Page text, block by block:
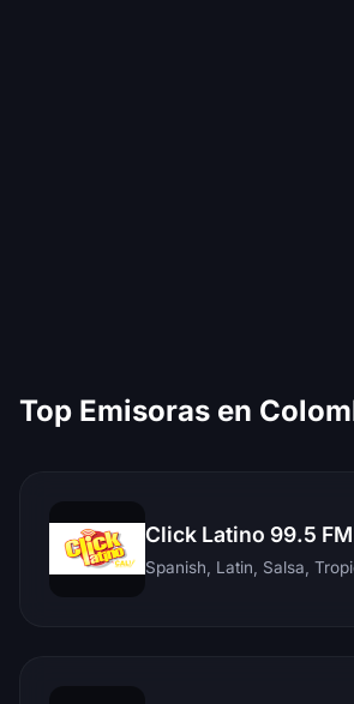
Top Emisoras en
Click Latino 99.5 FM
Spanish, Latin, Salsa,